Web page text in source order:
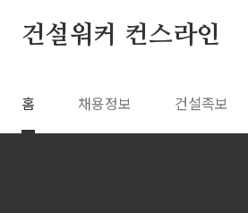
건설워커 컨스라인
홈 채용정보 건설족보